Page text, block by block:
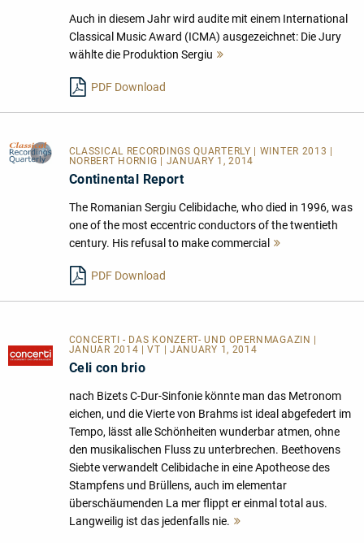
Auch in diesem Jahr wird audite mit einem International
Classical Music Award (ICMA) ausgezeichnet: Die Jury
wählte die Produktion Sergiu
PDF Download
CLASSICAL RECORDINGS QUARTERLY
| WINTER 2013 |
NORBERT HORNIG | JANUARY 1, 2014
Continental Report
The Romanian Sergiu Celibidache, who died in 1996, was
one of the most eccentric conductors of the twentieth
century. His refusal to make commercial
PDF Download
CONCERTI - DAS KONZERT- UND OPERNMAGAZIN |
JANUAR 2014 | VT | JANUARY 1, 2014
Celi con brio
nach Bizets C-Dur-Sinfonie könnte man das Metronom
eichen, und die Vierte von Brahms ist ideal abgefedert im
Tempo, lässt alle Schönheiten wunderbar atmen, ohne
den musikalischen Fluss zu unterbrechen. Beethovens
Siebte verwandelt Celibidache in eine Apotheose des
Stampfens und Brüllens, auch im elementar
überschäumenden La mer flippt er einmal total aus.
Langweilig ist das jedenfalls nie.